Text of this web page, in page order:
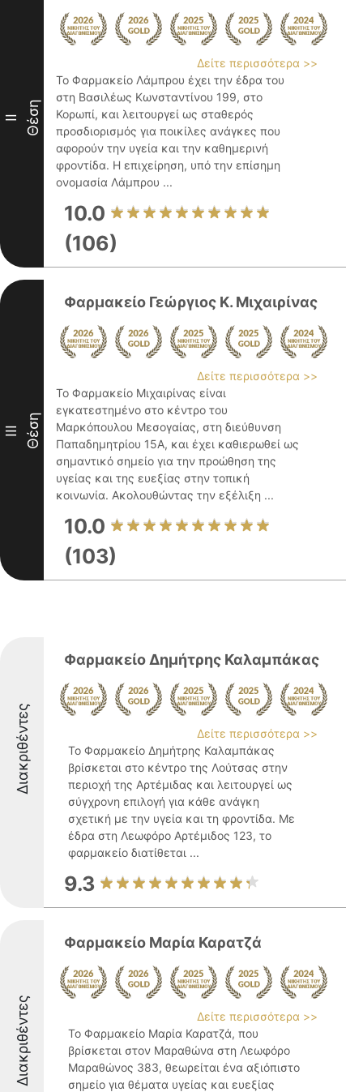
II Θέση
Δείτε περισσότερα >>
Το Φαρμακείο Λάμπρου έχει την έδρα του
στη Βασιλέως Κωνσταντίνου 199, στο
Κορωπί, και λειτουργεί ως σταθερός
προσδιορισμός για ποικίλες ανάγκες που
αφορούν την υγεία και την καθημερινή
φροντίδα. Η επιχείρηση, υπό την επίσημη
ονομασία Λάμπρου ...
10.0
(106)
III Θέση
Φαρμακείο Γεώργιος Κ. Μιχαιρίνας
Δείτε περισσότερα >>
Το Φαρμακείο Μιχαιρίνας είναι
εγκατεστημένο στο κέντρο του
Μαρκόπουλου Μεσογαίας, στη διεύθυνση
Παπαδημητρίου 15Α, και έχει καθιερωθεί ως
σημαντικό σημείο για την προώθηση της
υγείας και της ευεξίας στην τοπική
κοινωνία. Ακολουθώντας την εξέλιξη ...
10.0
(103)
Διακριθέντες
Φαρμακείο Δημήτρης Καλαμπάκας
Δείτε περισσότερα >>
Το Φαρμακείο Δημήτρης Καλαμπάκας
βρίσκεται στο κέντρο της Λούτσας στην
περιοχή της Αρτέμιδας και λειτουργεί ως
σύγχρονη επιλογή για κάθε ανάγκη
σχετική με την υγεία και τη φροντίδα. Με
έδρα στη Λεωφόρο Αρτέμιδος 123, το
φαρμακείο διατίθεται ...
9.3
Διακριθέντες
Φαρμακείο Μαρία Καρατζά
Δείτε περισσότερα >>
Το Φαρμακείο Μαρία Καρατζά, που
βρίσκεται στον Μαραθώνα στη Λεωφόρο
Μαραθώνος 383, θεωρείται ένα αξιόπιστο
σημείο για θέματα υγείας και ευεξίας